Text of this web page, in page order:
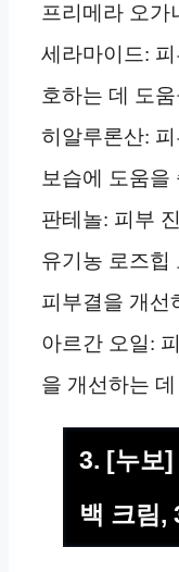
프리메라 오가
세라마이드:
호하는 데 도
히알루론산:
보습에 도움을
판테놀: 피부
유기농 로즈힙
피부결을 개선
아르간 오일:
을 개선하는
3. [누보]
백 크림,